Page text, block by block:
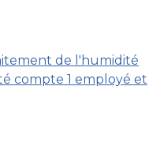
de l'humidité
compte 1 employé et